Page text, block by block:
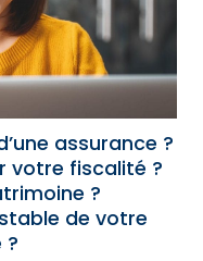
assurance ?
votre fiscalité ?
?
de votre
?